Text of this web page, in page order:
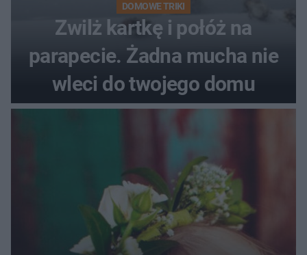
DOMOWE TRIKI
Zwilż kartkę i połóż na
parapecie. Żadna mucha nie
wleci do twojego domu